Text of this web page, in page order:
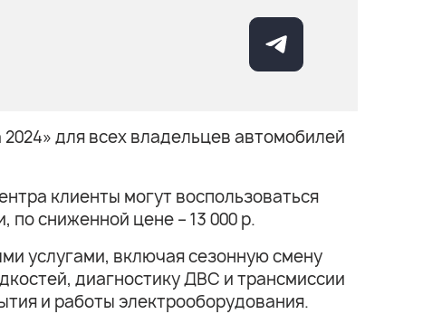
для всех владельцев автомобилей
клиенты могут воспользоваться
сниженной цене – 13 000 р.
услугами, включая сезонную смену
диагностику ДВС и трансмиссии
и работы электрооборудования.